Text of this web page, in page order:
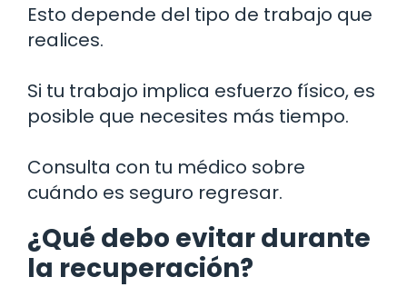
Esto depende del tipo de trabajo que
realices.
Si tu trabajo implica esfuerzo físico, es
posible que necesites más tiempo.
Consulta con tu médico sobre
cuándo es seguro regresar.
¿Qué debo evitar durante
la recuperación?